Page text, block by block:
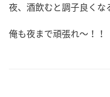
夜、酒飲むと調子良くな
俺も夜まで頑張れ～！！